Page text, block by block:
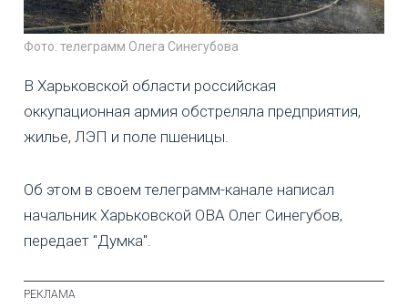
Фото: телеграмм Олега Синегубова
В Харьковской области российская
оккупационная армия обстреляла предприятия,
жилье, ЛЭП и поле пшеницы.
Об этом в своем телеграмм-канале написал
начальник Харьковской ОВА Олег Синегубов,
передает "Думка".